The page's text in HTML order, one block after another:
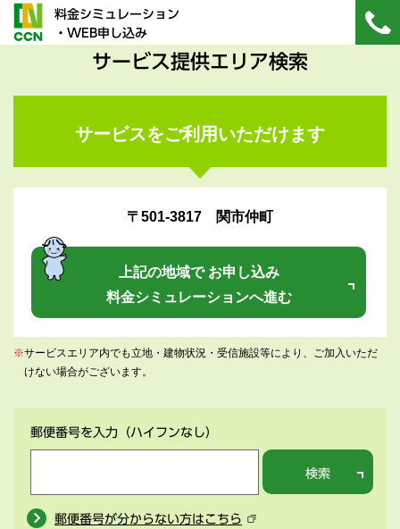
料金シミュレーション
・WEB申し込み
サービス提供エリア検索
サービスをご利用いただけます
〒501-3817 関市仲町
上記の地域で お申し込み
料金シミュレーションへ進む
※サービスエリア内でも立地・建物状況・受信施設等により、ご加入いただ
けない場合がございます。
郵便番号を入力 （ハイフンなし）
検索
郵便番号が分からない方はこちら